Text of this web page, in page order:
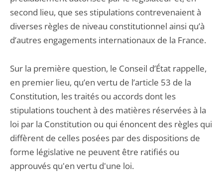
second lieu, que ses stipulations contrevenaient à
diverses règles de niveau constitutionnel ainsi qu’à
d’autres engagements internationaux de la France.
Sur la première question, le Conseil d’État rappelle,
en premier lieu, qu’en vertu de l’article 53 de la
Constitution, les traités ou accords dont les
stipulations touchent à des matières réservées à la
loi par la Constitution ou qui énoncent des règles qui
diffèrent de celles posées par des dispositions de
forme législative ne peuvent être ratifiés ou
approuvés qu'en vertu d'une loi.